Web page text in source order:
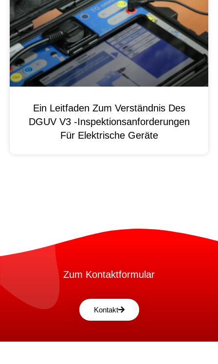
Ein Leitfaden Zum Verständnis Des
DGUV V3 -Inspektionsanforderungen
Für Elektrische Geräte
Zum Kontaktformular
Kontakt